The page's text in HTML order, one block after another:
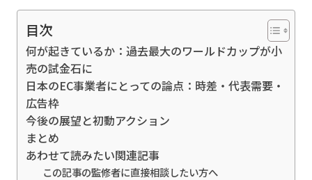
目次
何が起きているか：過去最大のワールドカップが小
売の試金石に
日本のEC事業者にとっての論点：時差・代表需要・
広告枠
今後の展望と初動アクション
まとめ
あわせて読みたい関連記事
この記事の監修者に直接相談したい方へ